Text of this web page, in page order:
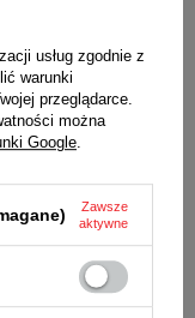
wymiany
usług zgodnie z
warunki
przeglądarce.
można
Google.
Zawsze
aktywne